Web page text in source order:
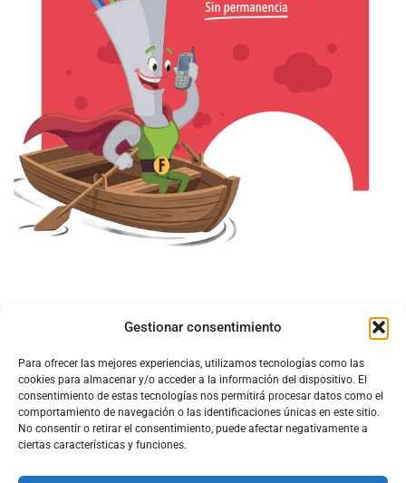
Gestionar consentimiento
Para ofrecer las mejores experiencias, utilizamos tecnologías como las
cookies para almacenar y/o acceder a la información del dispositivo. El
consentimiento de estas tecnologías nos permitirá procesar datos como el
comportamiento de navegación o las identificaciones únicas en este sitio.
No consentir o retirar el consentimiento, puede afectar negativamente a
ciertas características y funciones.